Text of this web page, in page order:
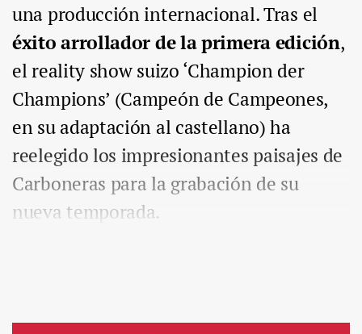
una producción internacional. Tras el
éxito arrollador de la primera edición,
el reality show suizo ‘Champion der
Champions’ (Campeón de Campeones,
en su adaptación al castellano) ha
reelegido los impresionantes paisajes de
Carboneras para la grabación de su
nueva temporada.